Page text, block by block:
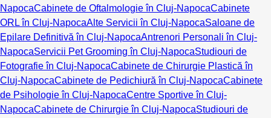
NapocaCabinete de Oftalmologie în Cluj-NapocaCabinete
ORL în Cluj-NapocaAlte Servicii în Cluj-NapocaSaloane de
Epilare Definitivă în Cluj-NapocaAntrenori Personali în Cluj-
NapocaServicii Pet Grooming în Cluj-NapocaStudiouri de
Fotografie în Cluj-NapocaCabinete de Chirurgie Plastică în
Cluj-NapocaCabinete de Pedichiură în Cluj-NapocaCabinete
de Psihologie în Cluj-NapocaCentre Sportive în Cluj-
NapocaCabinete de Chirurgie în Cluj-NapocaStudiouri de